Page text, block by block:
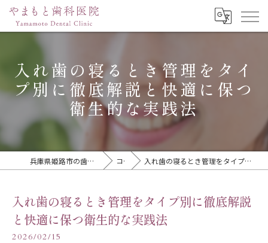
入れ歯の寝るとき管理をタイ
プ別に徹底解説と快適に保つ
衛生的な実践法
兵庫県姫路市の歯医者ならやまもと歯科医院 コラム 入れ歯の寝るとき管理をタイプ別に徹底解説と快適に保つ衛生的な実践法
入れ歯の寝るとき管理をタイプ別に徹底解説
と快適に保つ衛生的な実践法
2026/02/15